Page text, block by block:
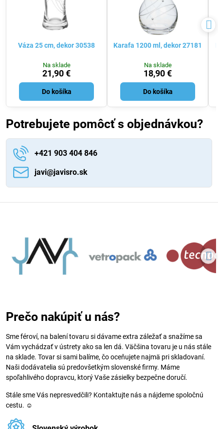
Váza 25 cm, dekor 30538
Na sklade
21,90 €
Do košíka
Karafa 1200 ml, dekor 27181
Na sklade
18,90 €
Do košíka
Potrebujete pomôcť s objednávkou?
+421 903 404 846
javi​@javisro​.sk
Prečo nakúpiť u nás?
Sme féroví, na balení tovaru si dávame extra záležať a snažíme sa
Vám vychádzať v ústrety ako sa len dá. Väčšina tovaru je u nás stále
na sklade. Tovar si sami balíme, čo oceňujete najmä pri skladovaní.
Naši dodávatelia sú predovšetkým slovenské firmy. Máme
spoľahlivého dopravcu, ktorý Vaše zásielky bezpečne doručí.
Stále sme Vás nepresvedčili? Kontaktujte nás a nájdeme spoločnú
cestu. ☺